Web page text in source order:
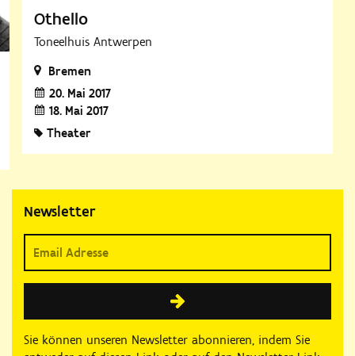
Othello
Toneelhuis Antwerpen
Bremen
20. Mai 2017
18. Mai 2017
Theater
Newsletter
Sie können unseren Newsletter abonnieren, indem Sie